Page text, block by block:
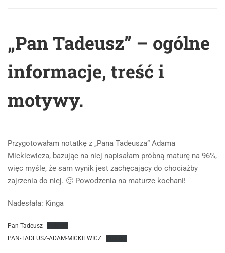
„Pan Tadeusz” – ogólne
informacje, treść i
motywy.
Przygotowałam notatkę z „Pana Tadeusza” Adama
Mickiewicza, bazując na niej napisałam próbną maturę na 96%,
więc myśle, że sam wynik jest zachęcający do chociażby
zajrzenia do niej. 🙂 Powodzenia na maturze kochani!
Nadesłała: Kinga
Pan-Tadeusz
PAN-TADEUSZ-ADAM-MICKIEWICZ